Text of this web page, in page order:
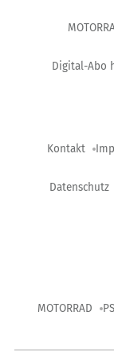
Digital-Abo
Kontakt
Datenschutz
MOTORRAD PS